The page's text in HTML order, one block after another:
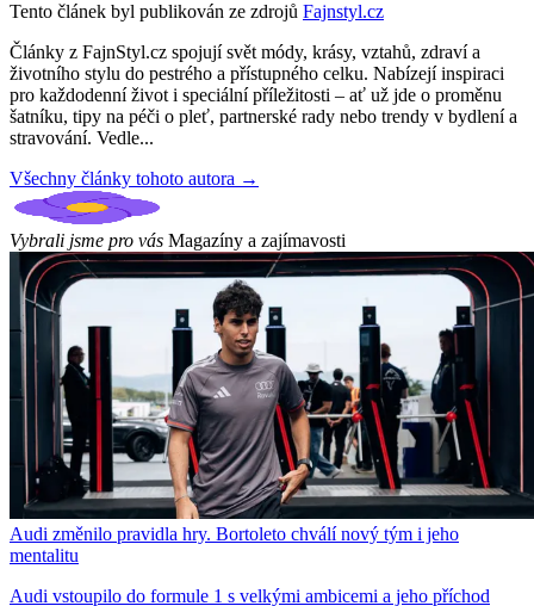
Tento článek byl publikován ze zdrojů Fajnstyl.cz
Články z FajnStyl.cz spojují svět módy, krásy, vztahů, zdraví a
životního stylu do pestrého a přístupného celku. Nabízejí inspiraci
pro každodenní život i speciální příležitosti – ať už jde o proměnu
šatníku, tipy na péči o pleť, partnerské rady nebo trendy v bydlení a
stravování. Vedle...
Všechny články tohoto autora →
Vybrali jsme pro vás Magazíny a zajímavosti
Audi změnilo pravidla hry. Bortoleto chválí nový tým i jeho
mentalitu
Audi vstoupilo do formule 1 s velkými ambicemi a jeho příchod